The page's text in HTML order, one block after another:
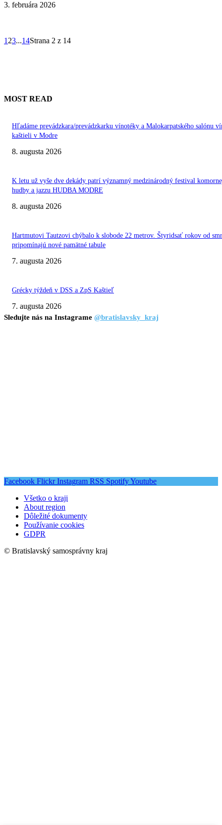
3. februára 2026
1 23...14Strana 2 z 14
MOST READ
Hľadáme prevádzkara/prevádzkarku vínotéky a Malokarpatského salónu
kaštieli v Modre
8. augusta 2026
K letu už vyše dve dekády patrí významný medzinárodný festival
hudby a jazzu HUDBA MODRE
8. augusta 2026
Hartmutovi Tautzovi chýbalo k slobode 22 metrov. Štyridsať rokov od
pripomínajú nové pamätné tabule
7. augusta 2026
Grécky týždeň v DSS a ZpS Kaštieľ
7. augusta 2026
Sledujte nás na Instagrame @bratislavsky_kraj
Facebook Flickr Instagram RSS SpotifyYoutube
Všetko o kraji
About region
Dôležité dokumenty
Používanie cookies
GDPR
© Bratislavský samosprávny kraj